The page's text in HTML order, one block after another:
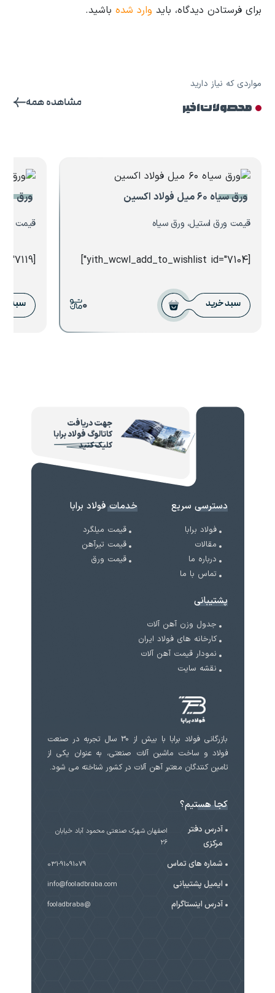
برای فرستادن دیدگاه، باید وارد شده باشید.
مواردی که نیاز دارید
محصولات اخیر مشاهده همه
ورق سیاه ۶۰ میل فولاد اکسین
قیمت ورق استیل، ورق سیاه
[yith_wcwl_add_to_wishlist id="7104"]
سبد خرید 0
ورق ۶ آجدار فابریک
قیمت
[yith_wcwl_add_to_wishlist id="7119"]
سبد
جهت دریافت
کاتالوگ فولاد برابا
کلیک کنید
دسترسی سریع
فولاد برابا
مقالات
درباره ما
تماس با ما
خدمات فولاد برابا
قیمت میلگرد
قیمت تیرآهن
قیمت ورق
پشتیبانی
جدول وزن آهن آلات
کارخانه های فولاد ایران
نمودار قیمت آهن آلات
نقشه سایت
بازرگانی فولاد برابا با بیش از 30 سال تجربه در صنعت
فولاد و ساخت ماشین آلات صنعتی، به عنوان یکی از
تامین کنندگان معتبر آهن آلات در کشور شناخته می شود.
کجا هستیم؟
آدرس دفتر
مرکزی
اصفهان شهرک صنعتی محمود آباد خیابان
۲۶
شماره های تماس 031-91091079
ایمیل پشتیبانی info@fooladbraba.com
آدرس اینستاگرام @fooladbraba